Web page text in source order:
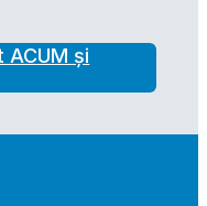
ACUM și